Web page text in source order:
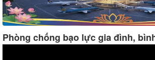
Phòng chống bạo lực gia đình,